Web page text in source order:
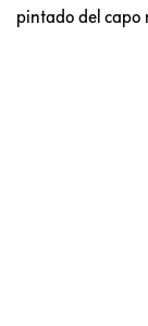
pintado del capo